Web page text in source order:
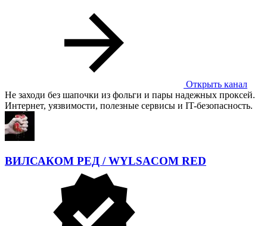
Открыть канал
Не заходи без шапочки из фольги и пары надежных проксей.
Интернет, уязвимости, полезные сервисы и IT-безопасность.
ВИЛСАКОМ РЕД / WYLSACOM RED